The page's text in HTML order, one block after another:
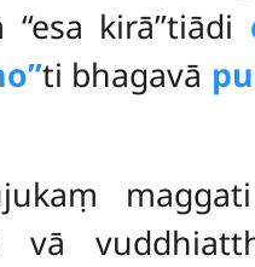
kirā’’tiādi
ti bhagavā
vā